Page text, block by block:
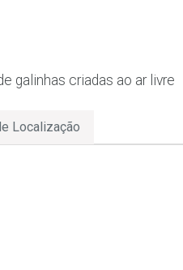
galinhas criadas ao ar livre
Localização